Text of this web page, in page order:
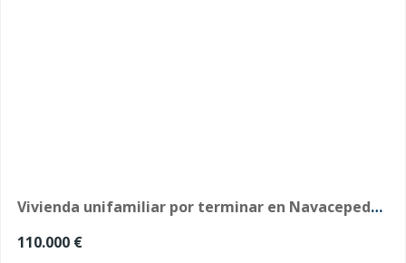
Vivienda unifamiliar por terminar en Navacepeda
110.000 €